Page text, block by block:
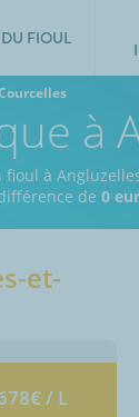
FIOUL
à
à
de 0
et-
/ L